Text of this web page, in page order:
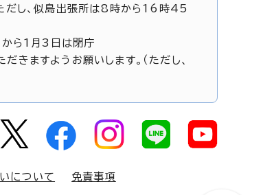
し、似島出張所は8時から16時45
ら1月3日は閉庁
きますようお願いします。（ただし、
について 免責事項